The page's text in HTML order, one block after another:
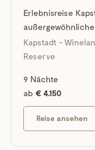
Erlebnisreise
Kapstadt -
Reserve
9 Nächte
ab € 4.150
Reise ansehen